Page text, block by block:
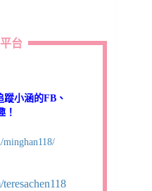
台
小涵的FB、
！